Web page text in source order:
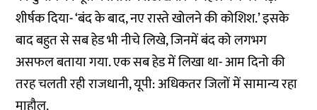
शीर्षक दिया- ‘बंद के बाद, नए रास्ते खोलने की कोशिश.’ इसके
बाद बहुत से सब हेड भी नीचे लिखे, जिनमें बंद को लगभग
असफल बताया गया. एक सब हेड में लिखा था- आम दिनो की
तरह चलती रही राजधानी, यूपी: अधिकतर जिलों में सामान्य रहा